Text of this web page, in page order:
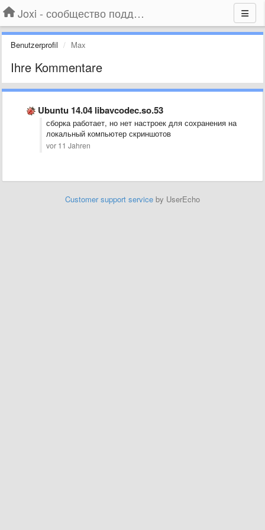
Joxi - сообщество поддержки
Benutzerprofil Max
Ihre Kommentare
Ubuntu 14.04 libavcodec.so.53
сборка работает, но нет настроек для сохранения на
локальный компьютер скриншотов
vor 11 Jahren
Customer support service by UserEcho